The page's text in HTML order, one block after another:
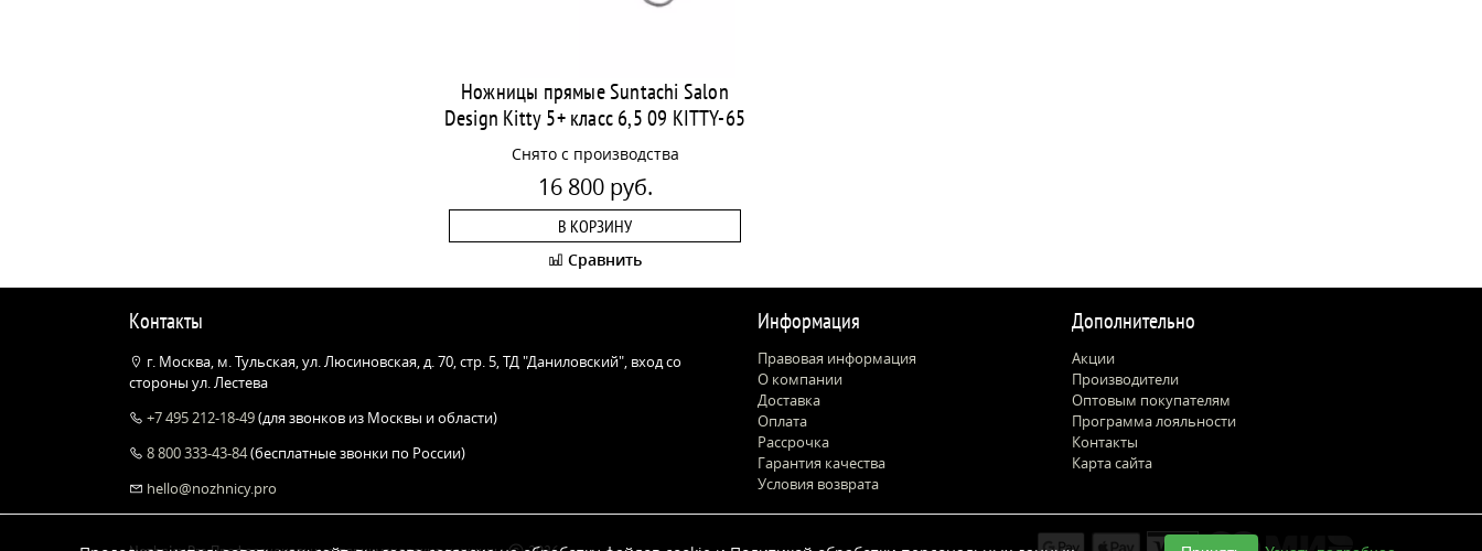
Ножницы прямые Suntachi Salon
Design Kitty 5+ класс 6,5 09 KITTY-65
Снято с производства
16 800 руб.
В КОРЗИНУ
Сравнить
Контакты
г. Москва, м. Тульская, ул. Люсиновская, д. 70, стр. 5, ТД "Даниловский", вход со
стороны ул. Лестева
+7 495 212-18-49(для звонков из Москвы и области)
8 800 333-43-84(бесплатные звонки по России)
hello@nozhnicy.pro
Информация
Правовая информация
О компании
Доставка
Оплата
Рассрочка
Гарантия качества
Условия возврата
Дополнительно
Акции
Производители
Оптовым покупателям
Программа лояльности
Контакты
Карта сайта